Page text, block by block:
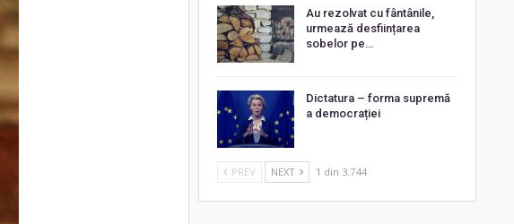
Au rezolvat cu fântânile,
urmează desființarea
sobelor pe…
Dictatura – forma supremă
a democrației
PREV NEXT 1 din 3.744